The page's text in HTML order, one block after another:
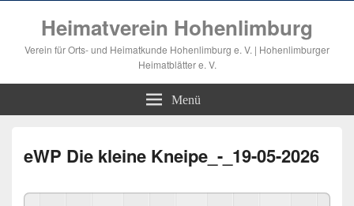
Heimatverein Hohenlimburg
Verein für Orts- und Heimatkunde Hohenlimburg e. V. | Hohenlimburger
Heimatblätter e. V.
Menü
eWP Die kleine Kneipe_-_19-05-2026